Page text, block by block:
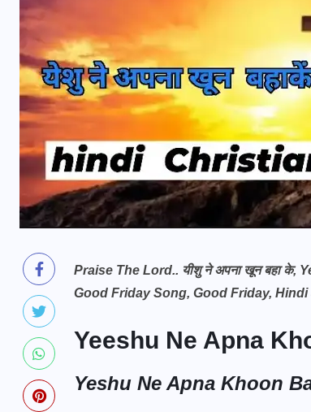
Praise The Lord.. यीशु ने अपना खून बहा
Good Friday Song, Good Friday,
Yeeshu Ne Apna
Yeshu Ne Apna Khoon